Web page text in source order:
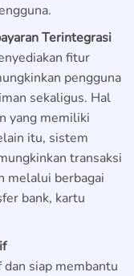
Terintegrasi
fitur
pengguna
sekaligus. Hal
yang memiliki
itu, sistem
transaksi
melalui berbagai
bank, kartu
dan siap membantu